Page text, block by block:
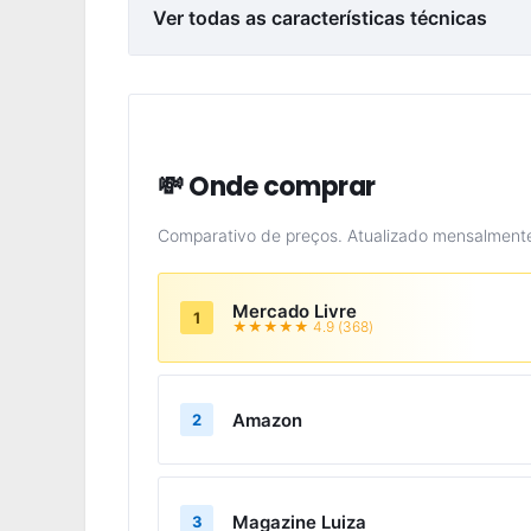
Ver todas as características técnicas
💸 Onde comprar
Comparativo de preços. Atualizado
1 Mercado Livre
★★★★★ 4.9 (368)
2 Amazon
3 Magazine Luiza